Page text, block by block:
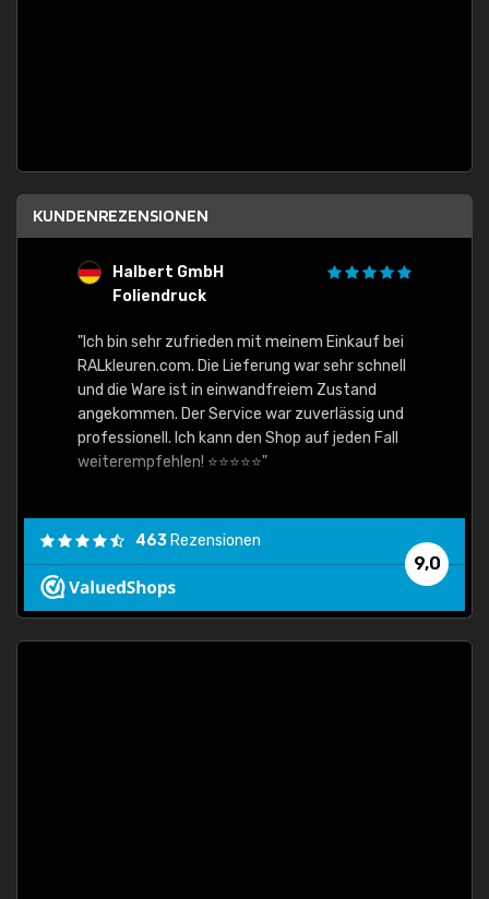
KUNDENREZENSIONEN
Halbert GmbH
Foliendruck
"Ich bin sehr zufrieden mit meinem Einkauf bei
RALkleuren.com. Die Lieferung war sehr schnell
und die Ware ist in einwandfreiem Zustand
angekommen. Der Service war zuverlässig und
professionell. Ich kann den Shop auf jeden Fall
weiterempfehlen! ⭐⭐⭐⭐⭐"
9,0
463 Rezensionen